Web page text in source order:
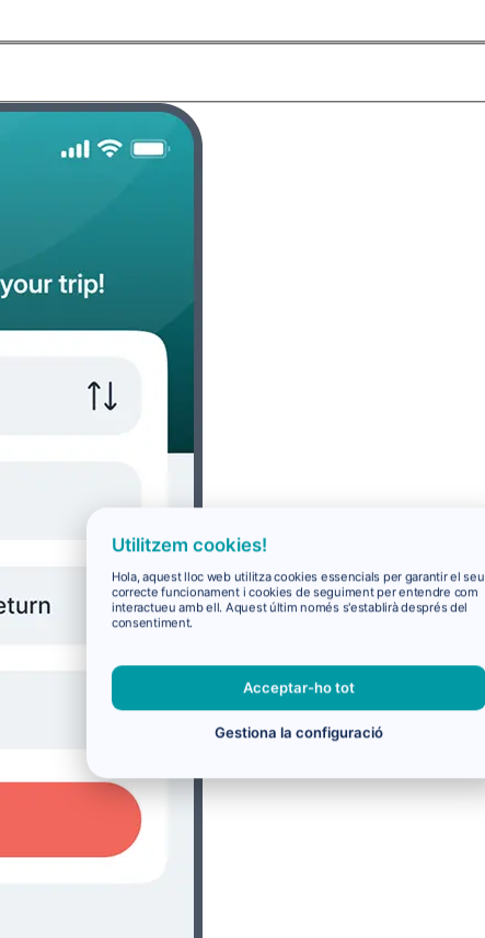
Utilitzem cookies!
Hola, aquest lloc web utilitza cookies essencials per garantir el seu
correcte funcionament i cookies de seguiment per entendre com
interactueu amb ell. Aquest últim només s'establirà després del
consentiment.
Acceptar-ho tot
Gestiona la configuració